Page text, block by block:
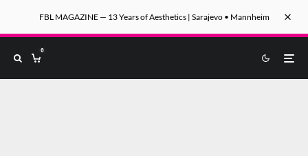
FBL MAGAZINE — 13 Years of Aesthetics | Sarajevo • Mannheim
0